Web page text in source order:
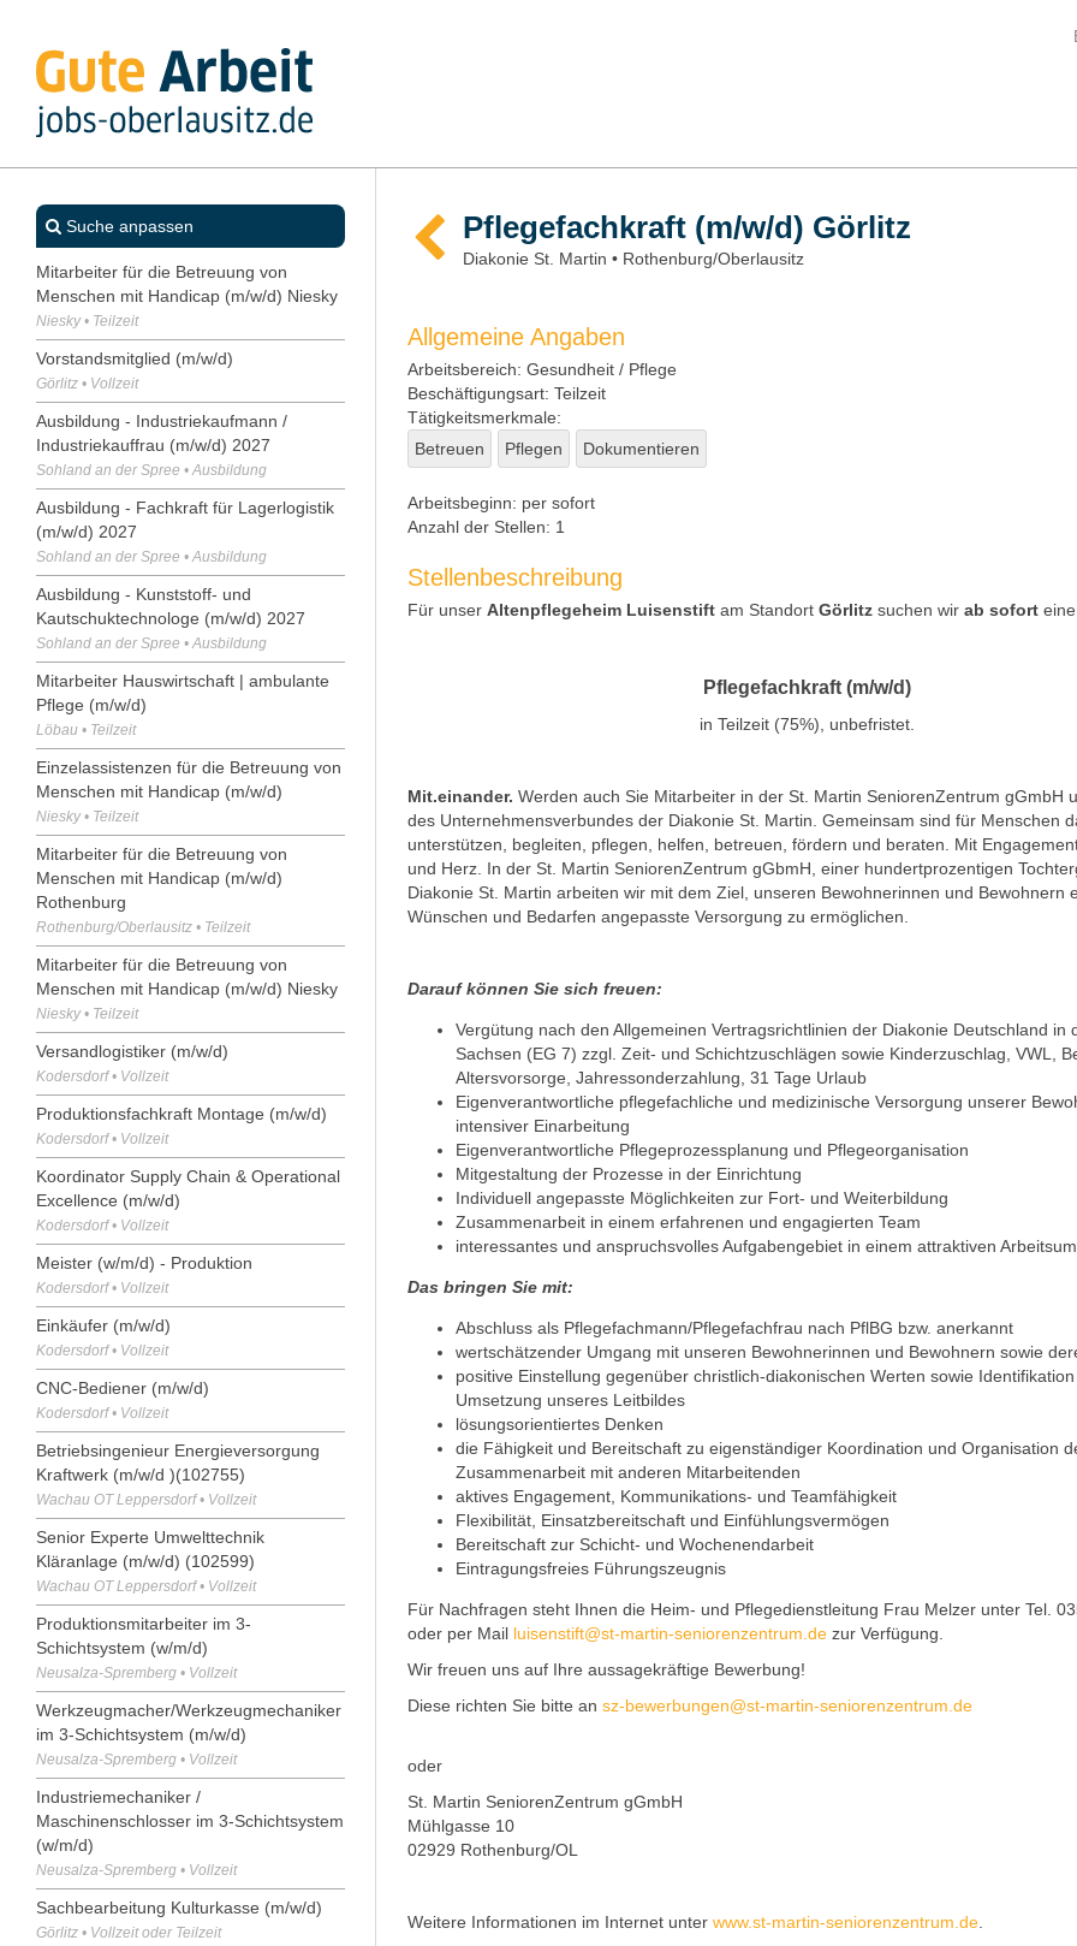
Suche anpassen
Mitarbeiter für die Betreuung von
Menschen mit Handicap (m/w/d) Niesky
Niesky • Teilzeit
Vorstandsmitglied (m/w/d)
Görlitz • Vollzeit
Ausbildung - Industriekaufmann /
Industriekauffrau (m/w/d) 2027
Sohland an der Spree • Ausbildung
Ausbildung - Fachkraft für Lagerlogistik
(m/w/d) 2027
Sohland an der Spree • Ausbildung
Ausbildung - Kunststoff- und
Kautschuktechnologe (m/w/d) 2027
Sohland an der Spree • Ausbildung
Mitarbeiter Hauswirtschaft | ambulante
Pflege (m/w/d)
Löbau • Teilzeit
Einzelassistenzen für die Betreuung von
Menschen mit Handicap (m/w/d)
Niesky • Teilzeit
Mitarbeiter für die Betreuung von
Menschen mit Handicap (m/w/d)
Rothenburg
Rothenburg/Oberlausitz • Teilzeit
Mitarbeiter für die Betreuung von
Menschen mit Handicap (m/w/d) Niesky
Niesky • Teilzeit
Versandlogistiker (m/w/d)
Kodersdorf • Vollzeit
Produktionsfachkraft Montage (m/w/d)
Kodersdorf • Vollzeit
Koordinator Supply Chain & Operational
Excellence (m/w/d)
Kodersdorf • Vollzeit
Meister (w/m/d) - Produktion
Kodersdorf • Vollzeit
Einkäufer (m/w/d)
Kodersdorf • Vollzeit
CNC-Bediener (m/w/d)
Kodersdorf • Vollzeit
Betriebsingenieur Energieversorgung
Kraftwerk (m/w/d )(102755)
Wachau OT Leppersdorf • Vollzeit
Senior Experte Umwelttechnik
Kläranlage (m/w/d) (102599)
Wachau OT Leppersdorf • Vollzeit
Produktionsmitarbeiter im 3-
Schichtsystem (w/m/d)
Neusalza-Spremberg • Vollzeit
Werkzeugmacher/Werkzeugmechaniker
im 3-Schichtsystem (m/w/d)
Neusalza-Spremberg • Vollzeit
Industriemechaniker /
Maschinenschlosser im 3-Schichtsystem
(w/m/d)
Neusalza-Spremberg • Vollzeit
Sachbearbeitung Kulturkasse (m/w/d)
Görlitz • Vollzeit oder Teilzeit
Pflegefachkraft (m/w/d) Görlitz
Diakonie St. Martin • Rothenburg/Oberlausitz
Allgemeine Angaben
Arbeitsbereich: Gesundheit / Pflege
Beschäftigungsart: Teilzeit
Tätigkeitsmerkmale:
Betreuen
Pflegen Dokumentieren
Arbeitsbeginn: per sofort
Anzahl der Stellen: 1
Stellenbeschreibung
Für unserAltenpflegeheim Luisenstift am StandortGörlitz suchen wirab sofort eine
Pflegefachkraft (m/w/d)
in Teilzeit (75%), unbefristet.
Mit.einander. Werden auch Sie Mitarbeiter in der St. Martin SeniorenZentrum gGmbH
des Unternehmensverbundes der Diakonie St. Martin. Gemeinsam sind für Menschen
unterstützen, begleiten, pflegen, helfen, betreuen, fördern und beraten. Mit
und Herz. In der St. Martin SeniorenZentrum gGbmH, einer hundertprozentigen
Diakonie St. Martin arbeiten wir mit dem Ziel, unseren Bewohnerinnen und Bewohnern
Wünschen und Bedarfen angepasste Versorgung zu ermöglichen.
Darauf können Sie sich freuen:
Vergütung nach den Allgemeinen Vertragsrichtlinien der Diakonie Deutschland in
Sachsen (EG 7) zzgl. Zeit- und Schichtzuschlägen sowie Kinderzuschlag, VWL,
Altersvorsorge, Jahressonderzahlung, 31 Tage Urlaub
Eigenverantwortliche pflegefachliche und medizinische Versorgung unserer
intensiver Einarbeitung
Eigenverantwortliche Pflegeprozessplanung und Pflegeorganisation
Mitgestaltung der Prozesse in der Einrichtung
Individuell angepasste Möglichkeiten zur Fort- und Weiterbildung
Zusammenarbeit in einem erfahrenen und engagierten Team
interessantes und anspruchsvolles Aufgabengebiet in einem attraktiven
Das bringen Sie mit:
Abschluss als Pflegefachmann/Pflegefachfrau nach PflBG bzw. anerkannt
wertschätzender Umgang mit unseren Bewohnerinnen und Bewohnern sowie
positive Einstellung gegenüber christlich-diakonischen Werten sowie
Umsetzung unseres Leitbildes
lösungsorientiertes Denken
die Fähigkeit und Bereitschaft zu eigenständiger Koordination und Organisation
Zusammenarbeit mit anderen Mitarbeitenden
aktives Engagement, Kommunikations- und Teamfähigkeit
Flexibilität, Einsatzbereitschaft und Einfühlungsvermögen
Bereitschaft zur Schicht- und Wochenendarbeit
Eintragungsfreies Führungszeugnis
Für Nachfragen steht Ihnen die Heim- und Pflegedienstleitung Frau Melzer unter Tel.
oder per Mail luisenstift@st-martin-seniorenzentrum.de zur Verfügung.
Wir freuen uns auf Ihre aussagekräftige Bewerbung!
Diese richten Sie bitte ansz-bewerbungen@st-martin-seniorenzentrum.de
oder
St. Martin SeniorenZentrum gGmbH
Mühlgasse 10
02929 Rothenburg/OL
Weitere Informationen im Internet unterwww.st-martin-seniorenzentrum.de